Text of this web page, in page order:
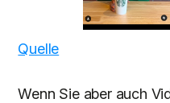
Quelle
Wenn Sie aber auch